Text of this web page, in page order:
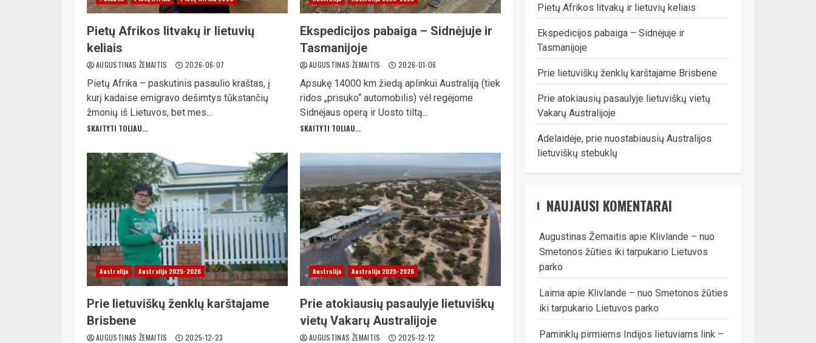
Pietų Afrikos litvakų ir lietuvių
keliais
AUGUSTINAS ŽEMAITIS 2026-06-07
Pietų Afrika – paskutinis pasaulio kraštas, į
kurį kadaise emigravo dešimtys tūkstančių
žmonių iš Lietuvos, bet mes...
SKAITYTI TOLIAU...
Ekspedicijos pabaiga – Sidnėjuje ir
Tasmanijoje
AUGUSTINAS ŽEMAITIS 2026-01-06
Apsukę 14000 km žiedą aplinkui Australiją (tiek
ridos „prisuko“ automobilis) vėl regėjome
Sidnėjaus operą ir Uosto tiltą...
SKAITYTI TOLIAU...
Australija Australija 2025-2026
Prie lietuviškų ženklų karštajame
Brisbene
AUGUSTINAS ŽEMAITIS 2025-12-23
Australija Australija 2025-2026
Prie atokiausių pasaulyje lietuviškų
vietų Vakarų Australijoje
AUGUSTINAS ŽEMAITIS 2025-12-12
Pietų Afrikos litvakų ir lietuvių keliais
Ekspedicijos pabaiga – Sidnėjuje ir
Tasmanijoje
Prie lietuviškų ženklų karštajame Brisbene
Prie atokiausių pasaulyje lietuviškų vietų
Vakarų Australijoje
Adelaidėje, prie nuostabiausių Australijos
lietuviškų stebuklų
NAUJAUSI KOMENTARAI
Augustinas Žemaitis apie Klivlande – nuo
Smetonos žūties iki tarpukario Lietuvos
parko
Laimaapie Klivlande – nuo Smetonos žūties
iki tarpukario Lietuvos parko
Paminklų pirmiems Indijos lietuviams link –